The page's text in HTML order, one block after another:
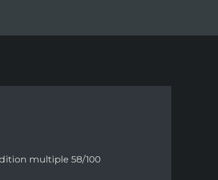
multiple 58/100